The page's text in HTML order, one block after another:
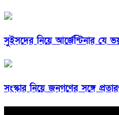
সুইসদের নিয়ে আর্জেন্টিনার যে
সংস্কার নিয়ে জনগণের সঙ্গে